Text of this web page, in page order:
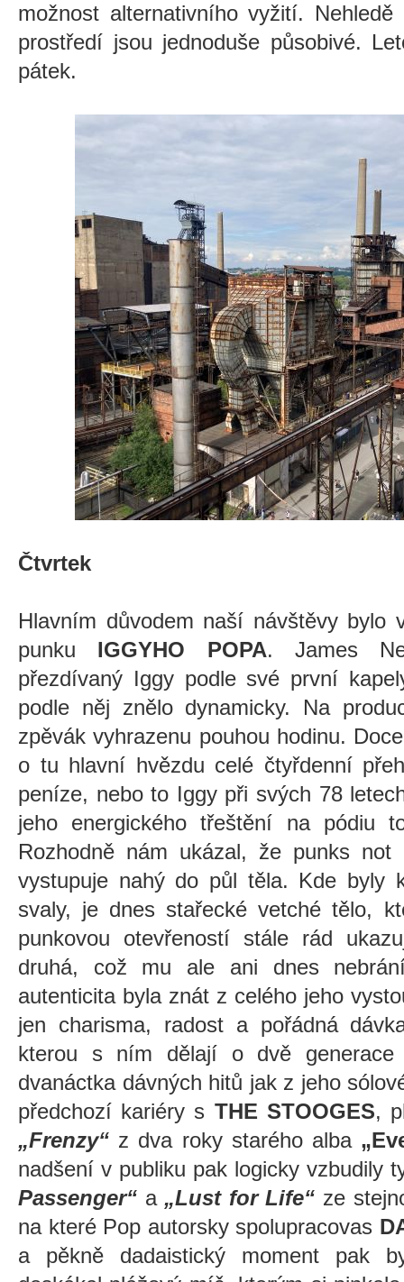
možnost alternativního vyžití.
prostředí jsou jednoduše působivé.
pátek.
Čtvrtek
Hlavním důvodem naší návštěvy bylo
punku IGGYHO POPA. James
přezdívaný Iggy podle své první
podle něj znělo dynamicky. Na
zpěvák vyhrazenu pouhou hodinu.
o tu hlavní hvězdu celé čtyřdenní
peníze, nebo to Iggy při svých 78
jeho energického třeštění na pódiu
Rozhodně nám ukázal, že punks
vystupuje nahý do půl těla. Kde byly
svaly, je dnes stařecké vetché tělo,
punkovou otevřeností stále rád
druhá, což mu ale ani dnes
autenticita byla znát z celého jeho
jen charisma, radost a pořádná
kterou s ním dělají o dvě generace
dvanáctka dávných hitů jak z jeho
předchozí kariéry s THE STOOGES,
„Frenzy“ z dva roky starého alba
nadšení v publiku pak logicky vzbudily
Passenger“ a „Lust for Life“ ze
na které Pop autorsky spolupracovas
a pěkně dadaistický moment pak